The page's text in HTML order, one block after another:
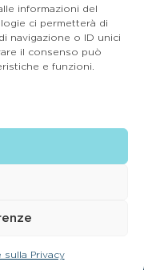
informazioni del
ci permetterà di
navigazione o ID unici
il consenso può
e funzioni.
sulla Privacy
BS – 602533 – Capitale
i.v. –
VICINA A TE